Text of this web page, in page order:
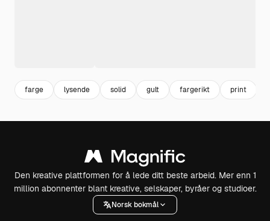
farge lysende solid gult fargerikt print
Den kreative plattformen for å lede ditt beste arbeid. Mer enn 1
million abonnenter blant kreative, selskaper, byråer og studioer.
Norsk bokmål